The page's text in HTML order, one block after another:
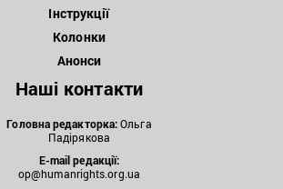
Інструкції
Колонки
Анонси
Наші контакти
Головна редакторка:Ольга
Падірякова
E-mail редакції:
op@humanrights.org.ua